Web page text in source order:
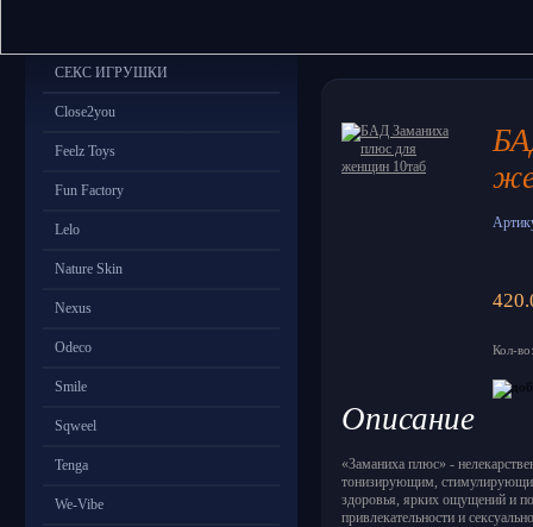
СЕКС ИГРУШКИ
Close2you
Feelz Toys
Fun Factory
Lelo
Nature Skin
Nexus
Odeco
Smile
Sqweel
Tenga
We-Vibe
Кол-
Описание
«Заманиха плюс» -
тонизирующим,
здоровья, ярких ощущений и
привлекательности и